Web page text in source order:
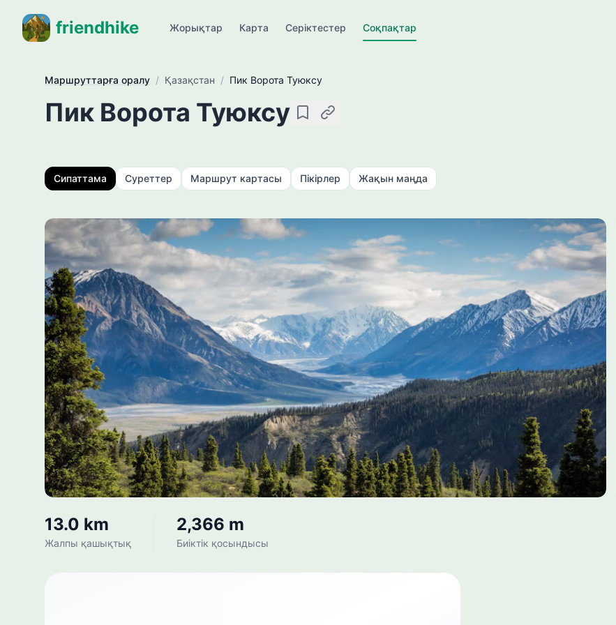
friendhike Жорықтар Карта Серіктестер Соқпақтар
Маршруттарға оралу / Қазақстан / Пик Ворота Туюксу
Пик Ворота Туюксу СақтауСілтемені көшіру
Сипаттама Суреттер Маршрут картасы Пікірлер Жақын маңда
13.0 km
Жалпы қашықтық
2,366 m
Биіктік қосындысы